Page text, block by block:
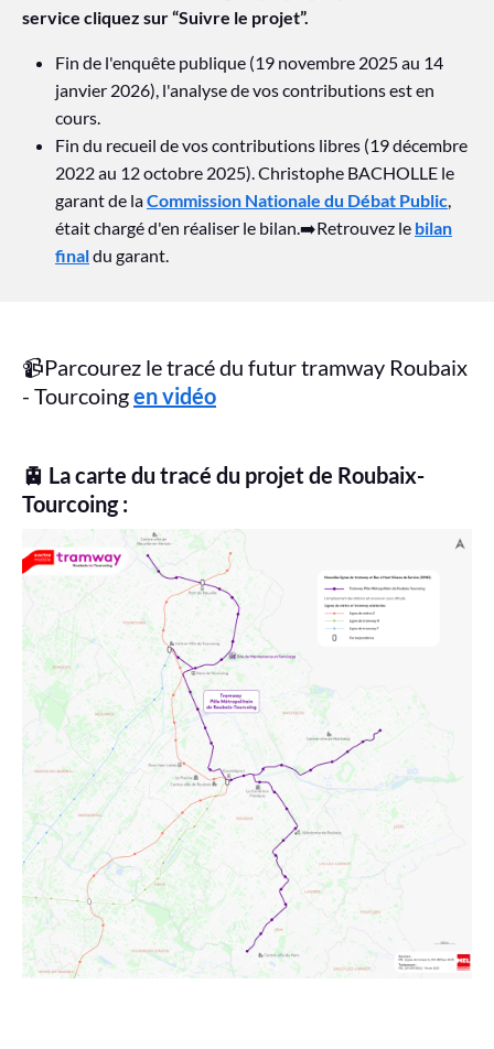
service cliquez sur “Suivre le projet”.
Fin de l'enquête publique (19 novembre 2025 au 14
janvier 2026), l'analyse de vos contributions est en
cours.
Fin du recueil de vos contributions libres (19 décembre
2022 au 12 octobre 2025). Christophe BACHOLLE le
garant de laCommission Nationale du Débat Public,
était chargé d'en réaliser le bilan.➡️Retrouvez le bilan
finaldu garant.
📹Parcourez le tracé du futur tramway Roubaix
- Tourcoingen vidéo
🚊 La carte du tracé du projet de Roubaix-
Tourcoing :